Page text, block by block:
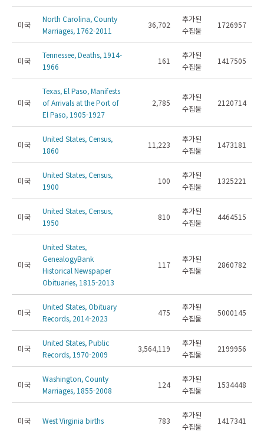
미국
North Carolina, County
Marriages, 1762-2011
36,702
추가된
수집물
1726957
미국
Tennessee, Deaths, 1914-
1966
161
추가된
수집물
1417505
미국
Texas, El Paso, Manifests
of Arrivals at the Port of
El Paso, 1905-1927
2,785
추가된
수집물
2120714
미국
United States, Census,
1860
11,223
추가된
수집물
1473181
미국
United States, Census,
1900
100
추가된
수집물
1325221
미국
United States, Census,
1950
810
추가된
수집물
4464515
미국
United States,
GenealogyBank
Historical Newspaper
Obituaries, 1815-2013
117
추가된
수집물
2860782
미국
United States, Obituary
Records, 2014-2023
475
추가된
수집물
5000145
미국
United States, Public
Records, 1970-2009
3,564,119
추가된
수집물
2199956
미국
Washington, County
Marriages, 1855-2008
124
추가된
수집물
1534448
미국 West Virginia births 783
추가된
수집물
1417341